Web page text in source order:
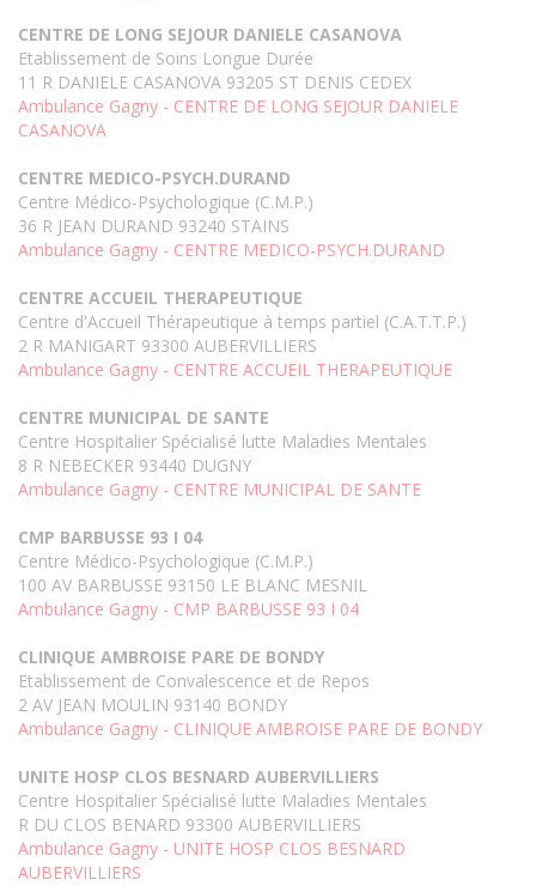
CENTRE DE LONG SEJOUR DANIELE CASANOVA
Etablissement de Soins Longue Durée
11 R DANIELE CASANOVA 93205 ST DENIS CEDEX
Ambulance Gagny - CENTRE DE LONG SEJOUR DANIELE
CASANOVA
CENTRE MEDICO-PSYCH.DURAND
Centre Médico-Psychologique (C.M.P.)
36 R JEAN DURAND 93240 STAINS
Ambulance Gagny - CENTRE MEDICO-PSYCH.DURAND
CENTRE ACCUEIL THERAPEUTIQUE
Centre d'Accueil Thérapeutique à temps partiel (C.A.T.T.P.)
2 R MANIGART 93300 AUBERVILLIERS
Ambulance Gagny - CENTRE ACCUEIL THERAPEUTIQUE
CENTRE MUNICIPAL DE SANTE
Centre Hospitalier Spécialisé lutte Maladies Mentales
8 R NEBECKER 93440 DUGNY
Ambulance Gagny - CENTRE MUNICIPAL DE SANTE
CMP BARBUSSE 93 I 04
Centre Médico-Psychologique (C.M.P.)
100 AV BARBUSSE 93150 LE BLANC MESNIL
Ambulance Gagny - CMP BARBUSSE 93 I 04
CLINIQUE AMBROISE PARE DE BONDY
Etablissement de Convalescence et de Repos
2 AV JEAN MOULIN 93140 BONDY
Ambulance Gagny - CLINIQUE AMBROISE PARE DE BONDY
UNITE HOSP CLOS BESNARD AUBERVILLIERS
Centre Hospitalier Spécialisé lutte Maladies Mentales
R DU CLOS BENARD 93300 AUBERVILLIERS
Ambulance Gagny - UNITE HOSP CLOS BESNARD
AUBERVILLIERS